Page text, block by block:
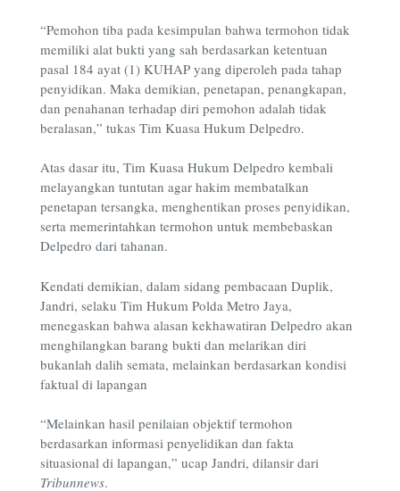
“Pemohon tiba pada kesimpulan bahwa termohon tidak
memiliki alat bukti yang sah berdasarkan ketentuan
pasal 184 ayat (1) KUHAP yang diperoleh pada tahap
penyidikan. Maka demikian, penetapan, penangkapan,
dan penahanan terhadap diri pemohon adalah tidak
beralasan,” tukas Tim Kuasa Hukum Delpedro.
Atas dasar itu, Tim Kuasa Hukum Delpedro kembali
melayangkan tuntutan agar hakim membatalkan
penetapan tersangka, menghentikan proses penyidikan,
serta memerintahkan termohon untuk membebaskan
Delpedro dari tahanan.
Kendati demikian, dalam sidang pembacaan Duplik,
Jandri, selaku Tim Hukum Polda Metro Jaya,
menegaskan bahwa alasan kekhawatiran Delpedro akan
menghilangkan barang bukti dan melarikan diri
bukanlah dalih semata, melainkan berdasarkan kondisi
faktual di lapangan
“Melainkan hasil penilaian objektif termohon
berdasarkan informasi penyelidikan dan fakta
situasional di lapangan,” ucap Jandri, dilansir dari
Tribunnews.